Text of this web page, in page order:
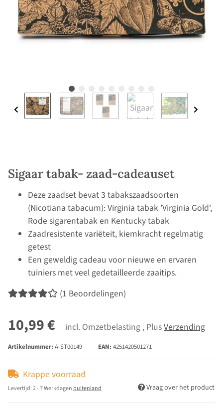
Sigaar tabak- zaad-cadeauset
Deze zaadset bevat 3 tabakszaadsoorten
(Nicotiana tabacum): Virginia tabak 'Virginia Gold',
Rode sigarentabak en Kentucky tabak
Zaadresistente variëteit, kiemkracht regelmatig
getest
Een geweldig cadeau voor nieuwe en ervaren
tuiniers met veel gedetailleerde zaaitips.
(1 Beoordelingen)
10,99 € incl. Omzetbelasting , PlusVerzending
Artikelnummer: A-ST00149 EAN: 4251420501271
Krappe voorraad
Levertijd:2 - 7 Werkdagen buitenland Vraag over het product